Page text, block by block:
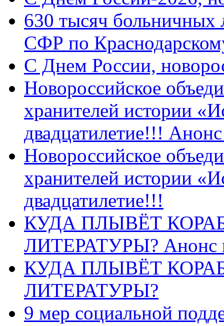
630 тысяч больничных
СФР по
C Днем России,
Новороссийское
хранителей истории
двадцатилетие!!!
Новороссийское
хранителей истории
двадцатилетие!!!
КУДА ПЛЫВЁТ
ЛИТЕРАТУРЫ? Анонс
КУДА ПЛЫВЁТ
ЛИТЕРАТУРЫ?
9 мер социальной